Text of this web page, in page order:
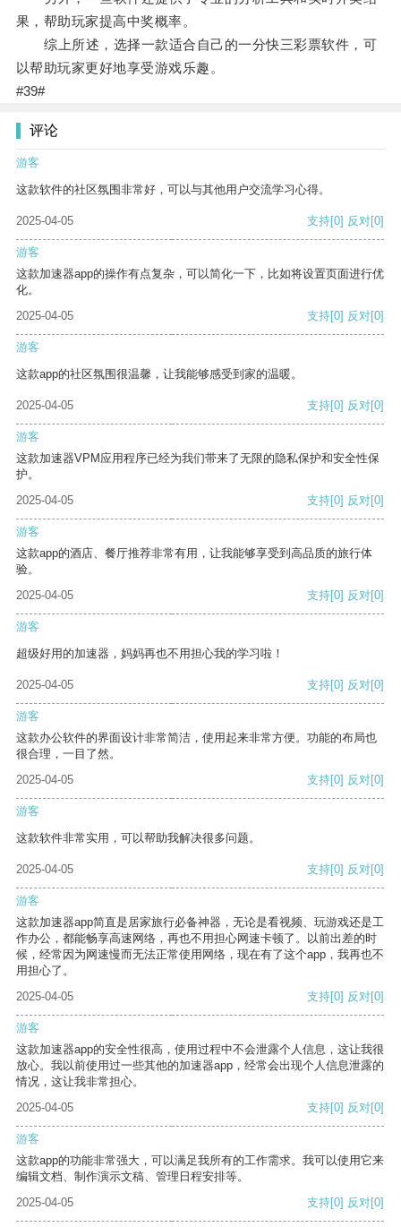
果，帮助玩家提高中奖概率。
综上所述，选择一款适合自己的一分快三彩票软件，可
以帮助玩家更好地享受游戏乐趣。
#39#
评论
游客
这款软件的社区氛围非常好，可以与其他用户交流学习心得。
2025-04-05 支持[0] 反对[0]
游客
这款加速器app的操作有点复杂，可以简化一下，比如将设置页面进行优
化。
2025-04-05
支持[0] 反对[0]
游客
这款app的社区氛围很温馨，让我能够感受到家的温暖。
2025-04-05 支持[0] 反对[0]
游客
这款加速器VPM应用程序已经为我们带来了无限的隐私保护和安全性保
护。
2025-04-05
支持[0] 反对[0]
游客
这款app的酒店、餐厅推荐非常有用，让我能够享受到高品质的旅行体
验。
2025-04-05
支持[0] 反对[0]
游客
超级好用的加速器，妈妈再也不用担心我的学习啦！
2025-04-05 支持[0] 反对[0]
游客
这款办公软件的界面设计非常简洁，使用起来非常方便。功能的布局也
很合理，一目了然。
2025-04-05
支持[0] 反对[0]
游客
这款软件非常实用，可以帮助我解决很多问题。
2025-04-05 支持[0] 反对[0]
游客
这款加速器app简直是居家旅行必备神器，无论是看视频、玩游戏还是工
作办公，都能畅享高速网络，再也不用担心网速卡顿了。以前出差的时
候，经常因为网速慢而无法正常使用网络，现在有了这个app，我再也不
用担心了。
2025-04-05
支持[0] 反对[0]
游客
这款加速器app的安全性很高，使用过程中不会泄露个人信息，这让我很
放心。我以前使用过一些其他的加速器app，经常会出现个人信息泄露的
情况，这让我非常担心。
2025-04-05
支持[0] 反对[0]
游客
这款app的功能非常强大，可以满足我所有的工作需求。我可以使用它来
编辑文档、制作演示文稿、管理日程安排等。
2025-04-05
支持[0] 反对[0]